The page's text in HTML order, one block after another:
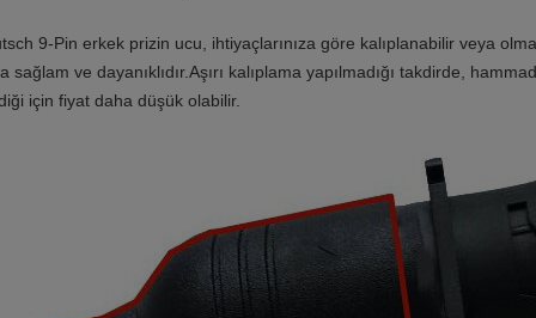
9-Pin erkek prizin ucu, ihtiyaçlarınıza göre kalıplanabilir veya
sağlam ve dayanıklıdır.Aşırı kalıplama yapılmadığı takdirde,
için fiyat daha düşük olabilir.